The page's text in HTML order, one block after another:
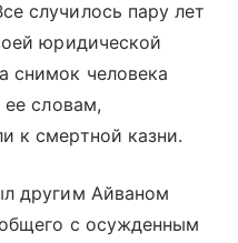
случилось пару лет
юридической
снимок человека
ее словам,
к смертной казни.
другим Айваном
с осужденным